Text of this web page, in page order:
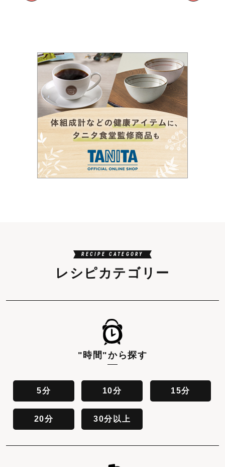
RECIPE CATEGORY
レシピカテゴリー
"時間"から探す
5分 10分 15分
20分 30分以上